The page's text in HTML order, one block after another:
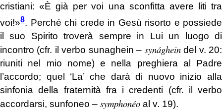
cristiani: «È già per voi una sconfitta avere liti tra
voi!»8. Perché chi crede in Gesù risorto e possiede
il suo Spirito troverà sempre in Lui un luogo di
incontro (cfr. il verbo sunaghein – synághein del v. 20:
riuniti nel mio nome) e nella preghiera al Padre
l’accordo; quel ‘La’ che darà di nuovo inizio alla
sinfonia della fraternità fra i credenti (cfr. il verbo
accordarsi, sunfoneo – symphonéo al v. 19).